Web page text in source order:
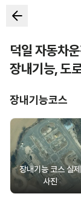
덕일 자동차
장내기능,도
장내기능코스
장내기능 코스 실제
사진